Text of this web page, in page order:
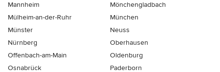
Mannheim
Mönchen­gladbach
Mülheim-an-der-Ruhr
München
Münster
Neuss
Nürnberg
Oberhausen
Offenbach-am-Main
Oldenburg
Osnabrück
Paderborn